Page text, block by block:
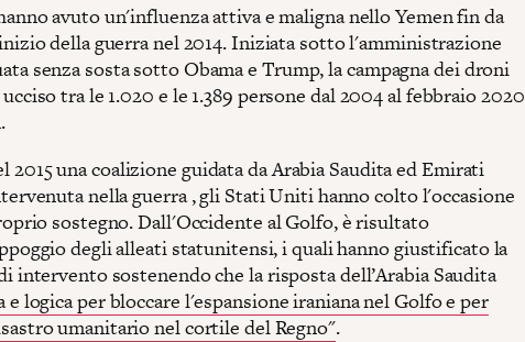
avuto un'influenza attiva e maligna nello Yemen fin da
della guerra nel 2014. Iniziata sotto l'amministrazione
senza sosta sotto Obama e Trump, la campagna dei droni
tra le 1.020 e le 1.389 persone dal 2004 al febbraio 2020
2015 una coalizione guidata da Arabia Saudita ed Emirati
nella guerra , gli Stati Uniti hanno colto l'occasione
sostegno. Dall'Occidente al Golfo, è risultato
degli alleati statunitensi, i quali hanno giustificato la
intervento sostenendo che la risposta dell’Arabia Saudita
logica per bloccare l'espansione iraniana nel Golfo e per
umanitario nel cortile del Regno".